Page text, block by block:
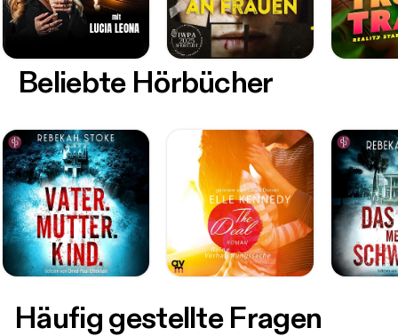
Beliebte Hörbücher
Häufig gestellte Fragen